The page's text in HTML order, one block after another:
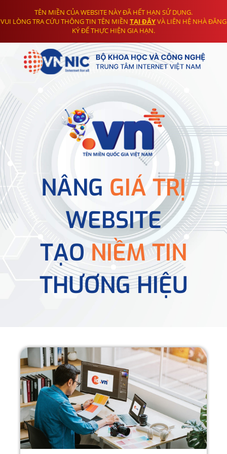
TÊN MIỀN CỦA WEBSITE NÀY ĐÃ HẾT HẠN SỬ DỤNG.
VUI LÒNG TRA CỨU THÔNG TIN TÊN MIỀN TẠI ĐÂYVÀ LIÊN HỆ NHÀ ĐĂNG
KÝ ĐỂ THỰC HIỆN GIA HẠN.
NÂNG GIÁ TRỊ
WEBSITE
TẠONIỀM TIN
THƯƠNG HIỆU